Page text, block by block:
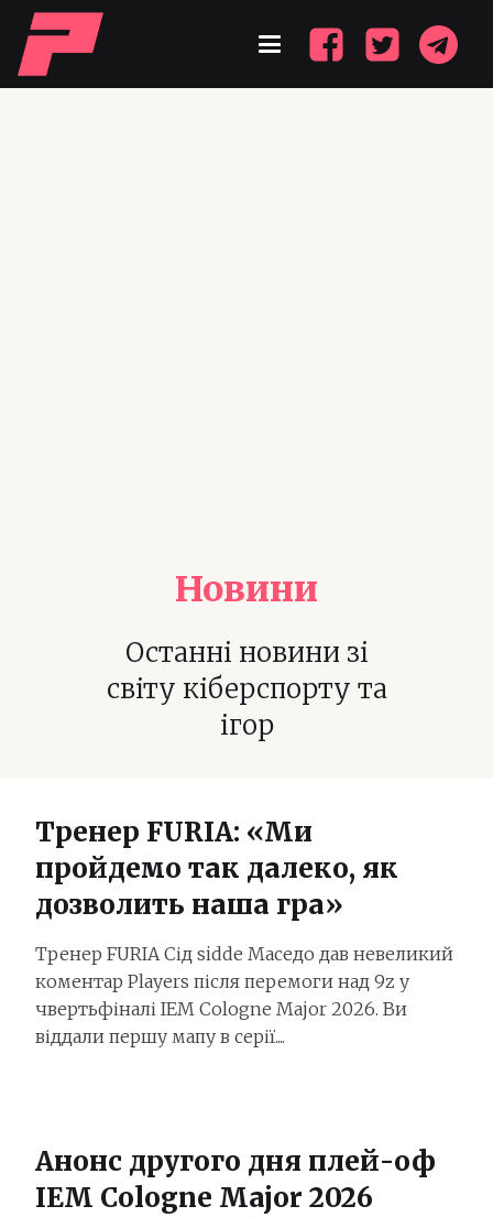
Новини
Останні новини зі
світу кіберспорту та
ігор
Тренер FURIA: «Ми
пройдемо так далеко, як
дозволить наша гра»
Тренер FURIA Сід sidde Маседо дав невеликий
коментар Players після перемоги над 9z у
чвертьфіналі IEM Cologne Major 2026. Ви
віддали першу мапу в серії....
Анонс другого дня плей-оф
IEM Cologne Major 2026